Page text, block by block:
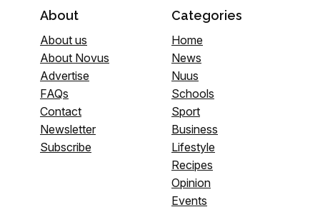
About
About us
About Novus
Advertise
FAQs
Contact
Newsletter
Subscribe
Categories
Home
News
Nuus
Schools
Sport
Business
Lifestyle
Recipes
Opinion
Events